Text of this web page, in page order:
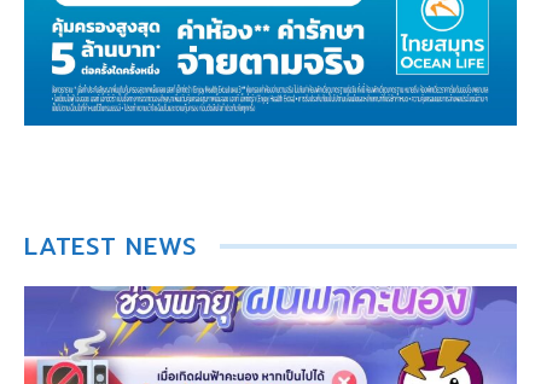
LATEST NEWS